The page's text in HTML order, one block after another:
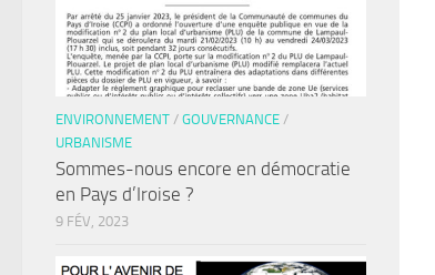
ENVIRONNEMENT / GOUVERNANCE /
URBANISME
Sommes-nous encore en démocratie
en Pays d’Iroise ?
9 FÉV, 2023